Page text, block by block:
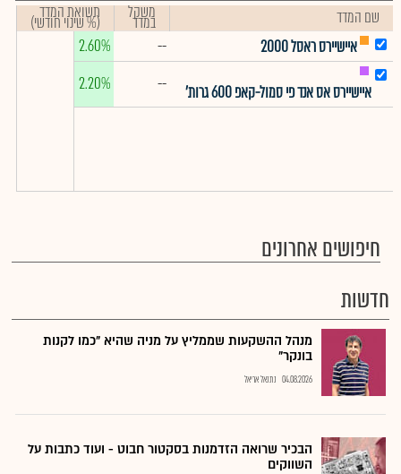
שם המדד משקל
במדד תשואת המדד
(% שינוי חודשי)
איישיירס ראסל 2000
--
2.60%
איישיירס אס אנד פי סמול-קאפ 600 גרות' --
2.20%
חיפושים אחרונים
חדשות
מנהל ההשקעות שממליץ על מניה שהיא "כמו לקנות
בונקר"
04.08.2026 נתנאל אריאל
הבכיר שרואה הזדמנות בסקטור חבוט - ועוד כתבות על
השווקים